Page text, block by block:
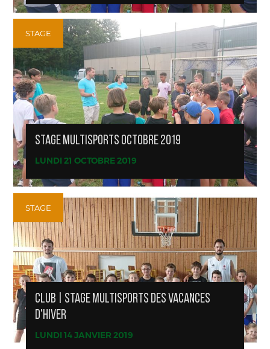
STAGE
STAGE MULTISPORTS OCTOBRE 2019
LUNDI 21 OCTOBRE 2019
STAGE
CLUB | STAGE MULTISPORTS DES VACANCES
D'HIVER
LUNDI 14 JANVIER 2019